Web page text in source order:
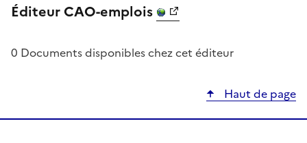
Éditeur CAO-emplois
0 Documents disponibles chez cet éditeur
Haut de page